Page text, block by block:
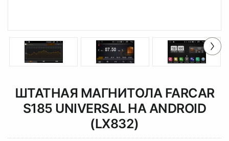
ШТАТНАЯ МАГНИТОЛА FARCAR
S185 UNIVERSAL НА ANDROID
(LX832)